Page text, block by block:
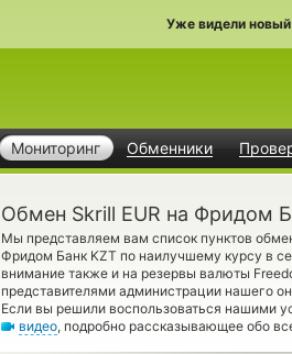
Уже видели
Мониторинг Обменники
Обмен Skrill EUR на Фридом
Мы представляем вам список пунктов
Фридом Банк KZT по наилучшему курсу в
внимание также и на резервы валюты
представителями администрации нашего
Если вы решили воспользоваться нашими
видео, подробно рассказывающее обо